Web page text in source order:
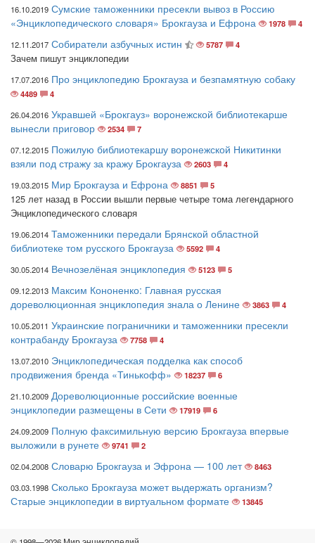
16.10.2019 Сумские таможенники пресекли вывоз в Россию
«Энциклопедического словаря» Брокгауза и Ефрона
1978
4
12.11.2017 Собиратели азбучных истин 5787 4
Зачем пишут энциклопедии
17.07.2016 Про энциклопедию Брокгауза и безпамятную собаку
4489
4
26.04.2016 Укравшей «Брокгауз» воронежской библиотекарше
вынесли приговор
2534
7
07.12.2015 Пожилую библиотекаршу воронежской Никитинки
взяли под стражу за кражу Брокгауза
2603
4
19.03.2015 Мир Брокгауза и Ефрона 8851 5
125 лет назад в России вышли первые четыре тома легендарного
Энциклопедического словаря
19.06.2014 Таможенники передали Брянской областной
библиотеке том русского Брокгауза
5592
4
30.05.2014 Вечнозелёная энциклопедия 5123
5
09.12.2013 Максим Кононенко: Главная русская
дореволюционная энциклопедия знала о Ленине
3863
4
10.05.2011 Украинские пограничники и таможенники пресекли
контрабанду Брокгауза
7758
4
13.07.2010 Энциклопедическая подделка как способ
продвижения бренда «Тинькофф»
18237
6
21.10.2009 Дореволюционные российские военные
энциклопедии размещены в Сети
17919
6
24.09.2009 Полную факсимильную версию Брокгауза впервые
выложили в рунете
9741
2
02.04.2008 Словарю Брокгауза и Эфрона — 100 лет
8463
03.03.1998 Сколько Брокгауза может выдержать организм?
Старые энциклопедии в виртуальном формате
13845